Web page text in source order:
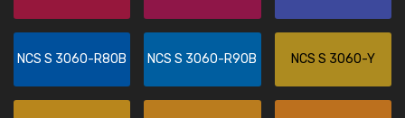
NCS S 3060-R80B NCS S 3060-R90B NCS S 3060-Y